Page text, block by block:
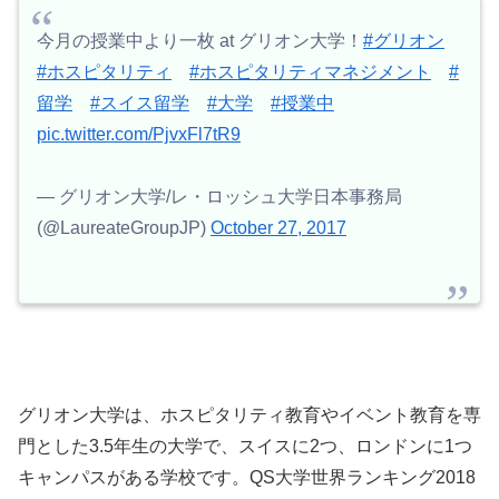
今月の授業中より一枚 at グリオン大学！ #グリオン
#ホスピタリティ
#ホスピタリティマネジメント
#
留学
#スイス留学 #大学
#授業中
pic.twitter.com/PjvxFl7tR9
— グリオン大学/レ・ロッシュ大学日本事務局
(@LaureateGroupJP) October 27, 2017
グリオン大学は、ホスピタリティ教育やイベント教育を専
門とした3.5年生の大学で、スイスに2つ、ロンドンに1つ
キャンパスがある学校です。QS大学世界ランキング2018